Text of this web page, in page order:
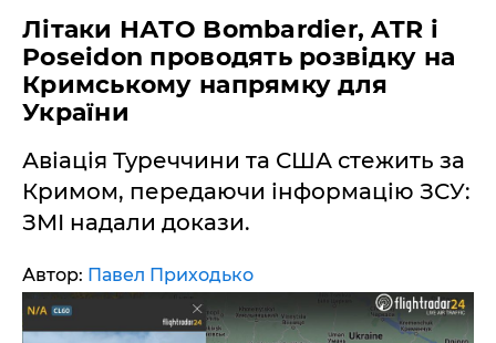
Літаки НАТО Bombardier, ATR і
Poseidon проводять розвідку на
Кримському напрямку для
України
Авіація Туреччини та США стежить за
Кримом, передаючи інформацію ЗСУ:
ЗМІ надали докази.
Автор: Павел Приходько